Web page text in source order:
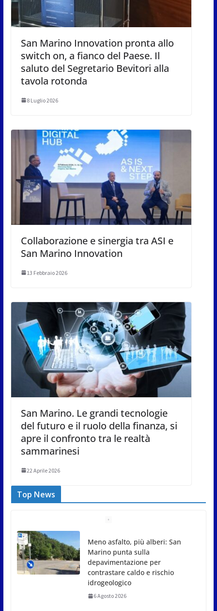
San Marino Innovation pronta allo
switch on, a fianco del Paese. Il
saluto del Segretario Bevitori alla
tavola rotonda
8 Luglio 2026
Collaborazione e sinergia tra ASI e
San Marino Innovation
13 Febbraio 2026
San Marino. Le grandi tecnologie
del futuro e il ruolo della finanza, si
apre il confronto tra le realtà
sammarinesi
22 Aprile 2026
Top News
Meno asfalto, più alberi: San
Marino punta sulla
depavimentazione per
contrastare caldo e rischio
idrogeologico
6 Agosto 2026